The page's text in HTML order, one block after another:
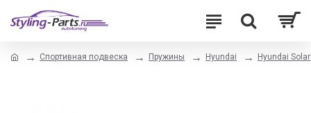
Спортивная подвеска Пружины Hyundai Hyundai